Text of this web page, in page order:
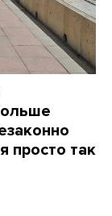
просто так